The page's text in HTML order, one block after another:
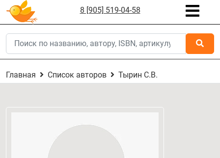
8 [905] 519-04-58
Главная Список авторов Тырин С.В.